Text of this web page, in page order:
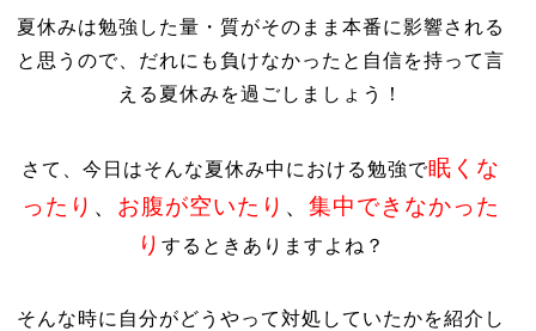
夏休みは勉強した量・質がそのまま本番に影響される
と思うので、だれにも負けなかったと自信を持って言
える夏休みを過ごしましょう！
さて、今日はそんな夏休み中における勉強で眠くな
ったり 、 お腹が空いたり 、集中できなかった
り するときありますよね？
そんな時に自分がどうやって対処していたかを紹介し